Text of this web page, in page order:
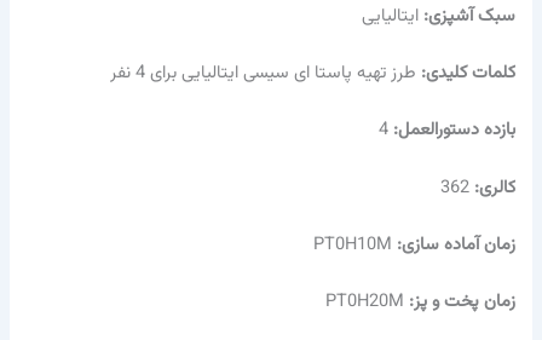
سبک آشپزی:ایتالیایی
کلمات کلیدی: طرز تهیه پاستا ای سیسی ایتالیایی برای 4 نفر
بازده دستورالعمل:4
کالری:362
زمان آماده سازی: PT0H10M
زمان پخت و پز: PT0H20M